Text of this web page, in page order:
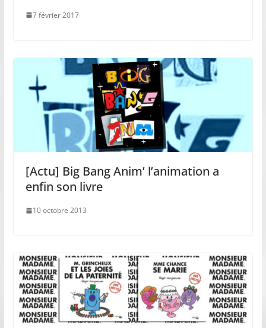
7 février 2017
[Actu] Big Bang Anim’ l’animation a
enfin son livre
10 octobre 2013